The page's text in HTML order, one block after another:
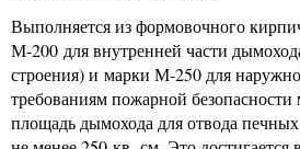
Выполняется из формовочного
М-200 для внутренней части
строения) и марки М-250 для
требованиям пожарной
площадь дымохода для отвода